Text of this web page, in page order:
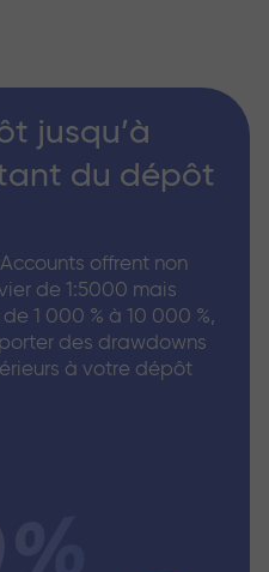
jusqu’à
du dépôt
offrent non
de 1:5000 mais
1 000 % à 10 000 %,
des drawdowns
à votre dépôt